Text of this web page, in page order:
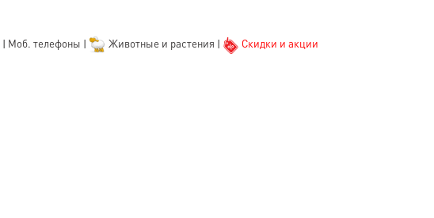
| Моб. телефоны | Животные и растения | Скидки и акции